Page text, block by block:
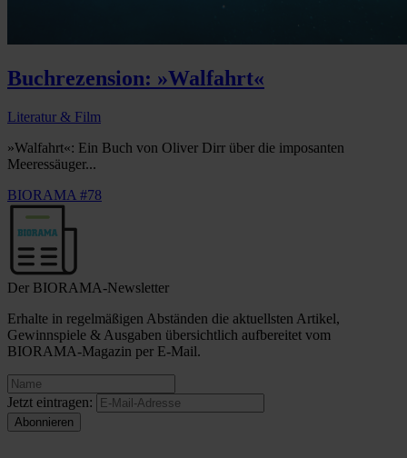
Buchrezension: »Walfahrt«
Literatur & Film
»Walfahrt«: Ein Buch von Oliver Dirr über die imposanten
Meeressäuger...
BIORAMA #78
Der BIORAMA-Newsletter
Erhalte in regelmäßigen Abständen die aktuellsten Artikel,
Gewinnspiele & Ausgaben übersichtlich aufbereitet vom
BIORAMA-Magazin per E-Mail.
Jetzt eintragen: